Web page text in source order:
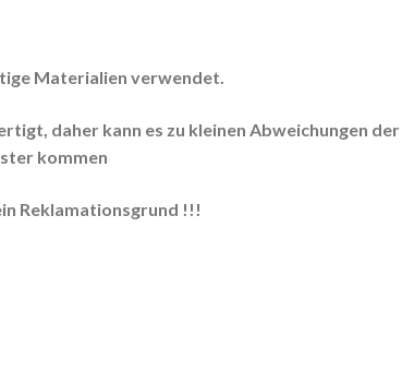
Materialien verwendet.
daher kann es zu kleinen Abweichungen der
kommen
Reklamationsgrund !!!